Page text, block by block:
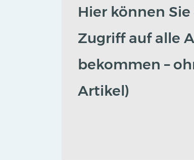
Hier können
Zugriff auf alle
bekommen –
Artikel)